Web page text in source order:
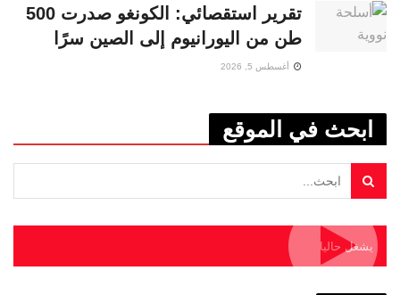
تقرير استقصائي: الكونغو صدرت 500
طن من اليورانيوم إلى الصين سرًا
أغسطس 5, 2026
ابحث في الموقع
يشغل حاليا